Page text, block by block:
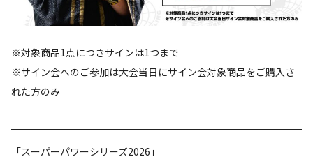
※対象商品1点につきサインは1つまで
※サイン会へのご参加は大会当日にサイン会対象商品をご購入さ
れた方のみ
「スーパーパワーシリーズ2026」